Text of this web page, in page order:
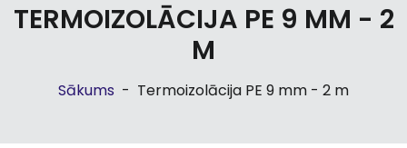
TERMOIZOLĀCIJA PE 9 MM - 2
M
Sākums - Termoizolācija PE 9 mm - 2 m